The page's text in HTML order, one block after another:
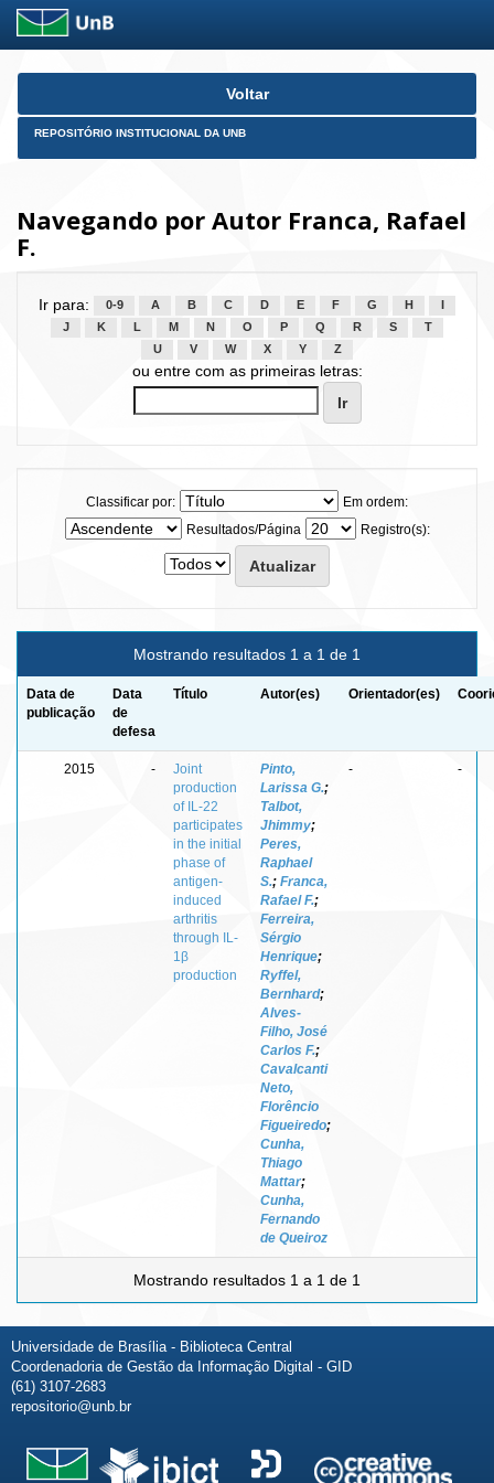
Skip
Voltar
REPOSITÓRIO INSTITUCIONAL DA UNB
Navegando por Autor Franca, Rafael
F.
Ir para: 0-9 A B C D E F G H
J
K L M N O P Q R S
T
U
V W X Y Z
ou entre com as primeiras letras:
Classificar por:
Em ordem:
Resultados/Página
Registro(s):
Mostrando resultados 1 a 1 de 1
Data de
publicação
Data
de
defesa
Título Autor(es) Orientador(es)
2015 -
Joint
production
of IL-22
participates
in the initial
phase of
antigen-
induced
arthritis
through IL-
1β
production
Pinto,
Larissa G.;
Talbot,
Jhimmy;
Peres,
Raphael
S.; Franca,
Rafael F.;
Ferreira,
Sérgio
Henrique;
Ryffel,
Bernhard;
Alves-
Filho, José
Carlos F.;
Cavalcanti
Neto,
Florêncio
Figueiredo;
Cunha,
Thiago
Mattar;
Cunha,
Fernando
de Queiroz
- -
Mostrando resultados 1 a 1 de 1
Universidade de Brasília - Biblioteca Central
Coordenadoria de Gestão da Informação Digital - GID
(61) 3107-2683
repositorio@unb.br